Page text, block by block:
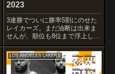
2023
3連勝でついに勝率5割にのせた
レイカーズ。まだ油断は出来ま
せんが、順位も8位まで浮上しま
した！レブロンの復帰ゲームで
もあるため、このまま勢いを維
持したいところですね！
Officially Official
LOS ANGELES LAKERS